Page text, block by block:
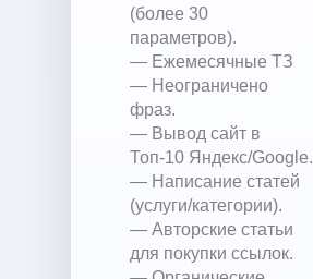
(более 30
параметров).
— Ежемесячные ТЗ
— Неограничено
фраз.
— Вывод сайт в
Топ-10 Яндекс/Google.
— Написание статей
(услуги/категории).
— Авторские статьи
для покупки ссылок.